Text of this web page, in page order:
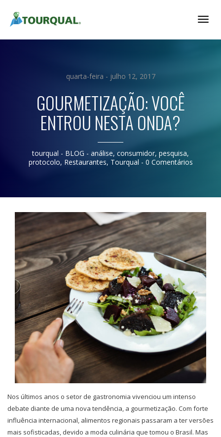
quarta-feira - julho 12, 2017
GOURMETIZAÇÃO: VOCÊ
ENTROU NESTA ONDA?
tourqual - BLOG - análise, consumidor, pesquisa,
protocolo, Restaurantes, Tourqual - 0 Comentários
Nos últimos anos o setor de gastronomia vivenciou um intenso
debate diante de uma nova tendência, a gourmetização. Com forte
influência internacional, alimentos regionais passaram a ter versões
mais sofisticadas, devido a moda culinária que tomou o Brasil. Mas